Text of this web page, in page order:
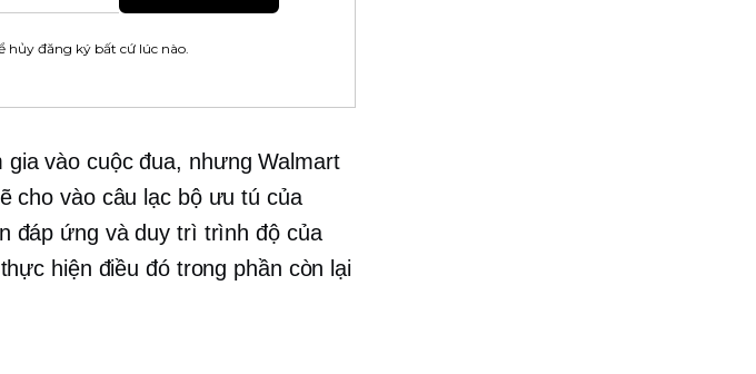
hủy đăng ký bất cứ lúc nào.
vào cuộc đua, nhưng Walmart
cho vào câu lạc bộ ưu tú của
đáp ứng và duy trì trình độ của
hiện điều đó trong phần còn lại